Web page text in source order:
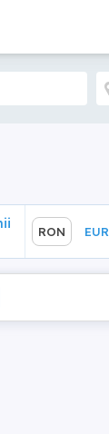
RON EUR